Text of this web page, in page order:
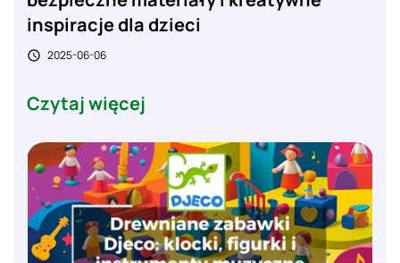
inspiracje dla dzieci
 2025-06-06
Czytaj więcej